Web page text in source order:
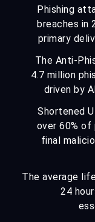
Phishing
breaches in
primary
The Anti-
4.7 million
driven by
Shortened
over 60% of
final
The average
24